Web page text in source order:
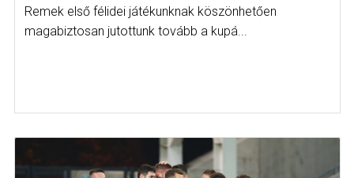
Remek első félidei játékunknak köszönhetően
magabiztosan jutottunk tovább a kupá...